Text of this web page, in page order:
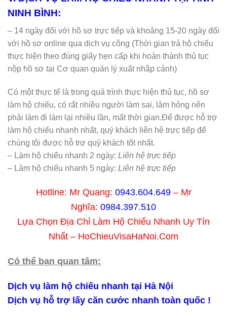
NINH BÌNH:
– 14 ngày đối với hồ sơ trực tiếp và khoảng 15-20 ngày đối
với hồ sơ online qua dịch vụ công (Thời gian trả hộ chiếu
thực hiện theo đúng giấy hẹn cấp khi hoàn thành thủ tục
nộp hồ sơ tại Cơ quan quản lý xuất nhập cảnh)
Có một thực tế là trong quá trình thực hiện thủ tục, hồ sơ
làm hộ chiếu, có rất nhiều người làm sai, làm hỏng nên
phải làm đi làm lại nhiều lần, mất thời gian.Để được hỗ trợ
làm hộ chiếu nhanh nhất, quý khách liên hệ trực tiếp để
chúng tôi được hỗ trợ quý khách tốt nhất.
– Làm hộ chiếu nhanh 2 ngày: Liên hệ trực tiếp
– Làm hộ chiếu nhanh 5 ngày: Liên hệ trực tiếp
Hotline: Mr Quang: 0943.604.649– Mr
Nghĩa: 0984.397.510
Lựa Chọn Địa Chỉ Làm Hộ Chiếu Nhanh Uy Tín
Nhất – HoChieuVisaHaNoi.Com
Có thể bạn quan tâm:
Dịch vụ làm hộ chiếu nhanh tại Hà Nội
Dịch vụ hỗ trợ lấy căn cước nhanh toàn quốc !